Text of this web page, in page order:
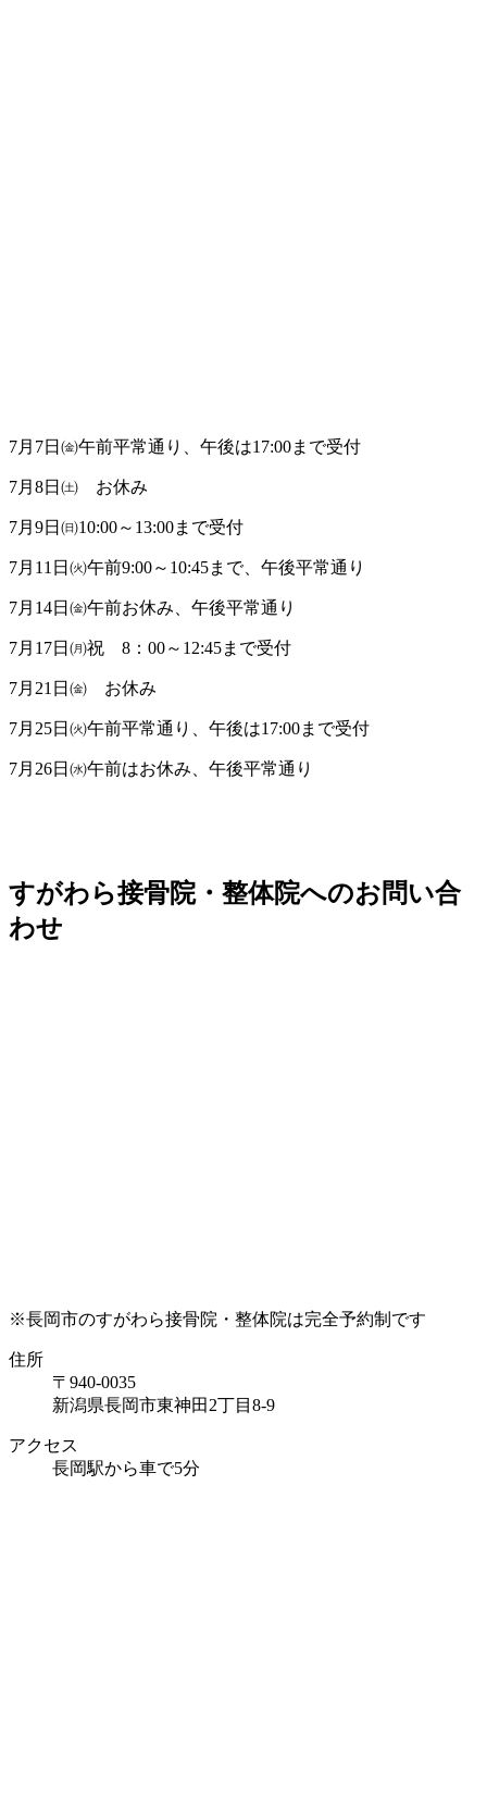
7月7日㈮午前平常通り、午後は17:00まで受付
7月8日㈯ お休み
7月9日㈰10:00～13:00まで受付
7月11日㈫午前9:00～10:45まで、午後平常通り
7月14日㈮午前お休み、午後平常通り
7月17日㈪祝 8：00～12:45まで受付
7月21日㈮ お休み
7月25日㈫午前平常通り、午後は17:00まで受付
7月26日㈬午前はお休み、午後平常通り
すがわら接骨院・整体院へのお問い合
わせ
※長岡市のすがわら接骨院・整体院は完全予約制です
住所
〒940-0035
新潟県長岡市東神田2丁目8-9
アクセス
長岡駅から車で5分